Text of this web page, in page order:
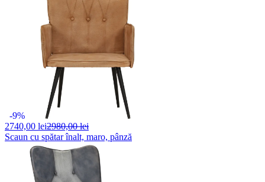
-9%
2740,00 lei2980,00 lei
Scaun cu spătar înalt, maro, pânză